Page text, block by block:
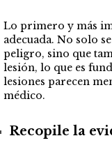
Lo primero y más
adecuada. No solo
peligro, sino que
lesión, lo que es
lesiones parecen
médico.
Recopile la